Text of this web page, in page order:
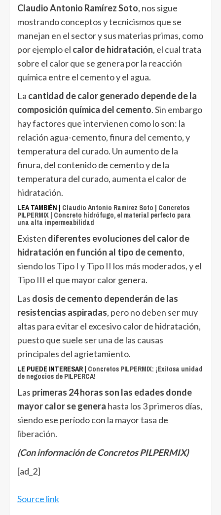
Claudio Antonio Ramírez Soto, nos sigue
mostrando conceptos y tecnicismos que se
manejan en el sector y sus materias primas, como
por ejemplo el calor de hidratación, el cual trata
sobre el calor que se genera por la reacción
química entre el cemento y el agua.
La cantidad de calor generado depende de la
composición química del cemento. Sin embargo
hay factores que intervienen como lo son: la
relación agua-cemento, finura del cemento, y
temperatura del curado. Un aumento de la
finura, del contenido de cemento y de la
temperatura del curado, aumenta el calor de
hidratación.
LEA TAMBIÉN | Claudio Antonio Ramírez Soto | Concretos
PILPERMIX | Concreto hidrófugo, el material perfecto para
una alta impermeabilidad
Existen diferentes evoluciones del calor de
hidratación en función al tipo de cemento,
siendo los Tipo I y Tipo II los más moderados, y el
Tipo III el que mayor calor genera.
Las dosis de cemento dependerán de las
resistencias aspiradas, pero no deben ser muy
altas para evitar el excesivo calor de hidratación,
puesto que suele ser una de las causas
principales del agrietamiento.
LE PUEDE INTERESAR | Concretos PILPERMIX: ¡Exitosa unidad
de negocios de PILPERCA!
Las primeras 24 horas son las edades donde
mayor calor se genera hasta los 3 primeros días,
siendo ese período con la mayor tasa de
liberación.
(Con información de Concretos PILPERMIX)
[ad_2]
Source link